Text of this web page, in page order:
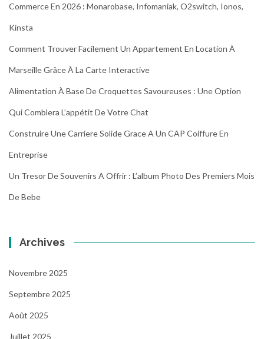
Commerce En 2026 : Monarobase, Infomaniak, O2switch, Ionos,
Kinsta
Comment Trouver Facilement Un Appartement En Location À
Marseille Grâce À La Carte Interactive
Alimentation À Base De Croquettes Savoureuses : Une Option
Qui Comblera L’appétit De Votre Chat
Construire Une Carriere Solide Grace A Un CAP Coiffure En
Entreprise
Un Tresor De Souvenirs A Offrir : L’album Photo Des Premiers Mois
De Bebe
Archives
Novembre 2025
Septembre 2025
Août 2025
Juillet 2025